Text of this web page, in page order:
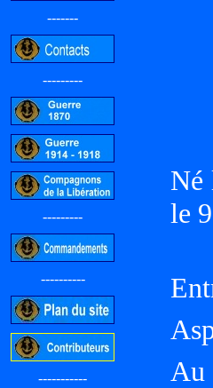
-------
---------
---------
----------
-----------
Né
le